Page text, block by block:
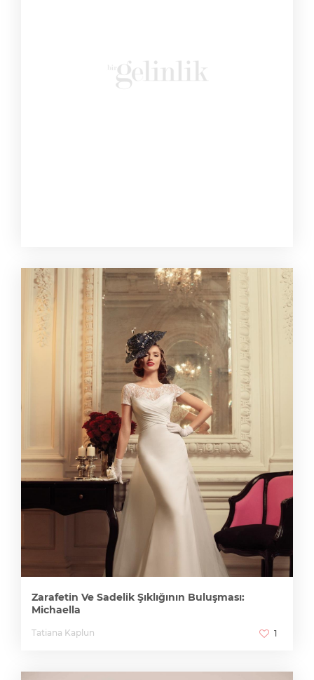
Zarafetin Ve Sadelik Şıklığının Buluşması:
Michaella
Tatiana Kaplun 1